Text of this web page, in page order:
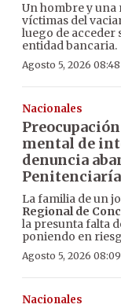
Un hombre y
víctimas del
luego de acceder
entidad bancaria.
Agosto 5, 2026 08:48
Nacionales
mental de
denuncia
La familia de un
Regional de
la presunta falta
poniendo en
Agosto 5, 2026
Nacionales